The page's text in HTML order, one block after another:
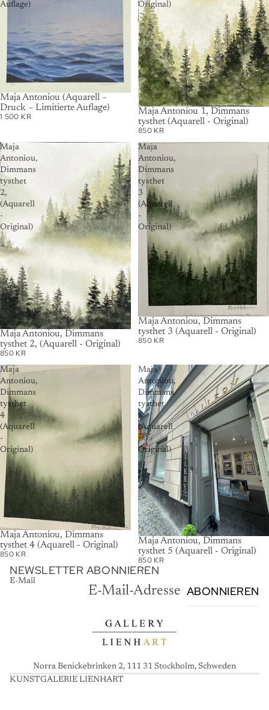
Auflage)
Maja Antoniou (Aquarell –
Druck – Limitierte Auflage)
1 500 KR
Original)
AUSVERKAUFT
Maja Antoniou 1, Dimmans
tysthet (Aquarell - Original)
850 KR
Maja
Antoniou,
Dimmans
tysthet
2,
(Aquarell
-
Original)
AUSVERKAUFT
Maja Antoniou, Dimmans
tysthet 2, (Aquarell - Original)
850 KR
Maja
Antoniou,
Dimmans
tysthet
3
(Aquarell
-
Original)
AUSVERKAUFT
Maja Antoniou, Dimmans
tysthet 3 (Aquarell - Original)
850 KR
Maja
Antoniou,
Dimmans
tysthet
4
(Aquarell
-
Original)
AUSVERKAUFT
Maja Antoniou, Dimmans
tysthet 4 (Aquarell - Original)
850 KR
Maja
Antoniou,
Dimmans
tysthet
5
(Aquarell
-
Original)
Maja Antoniou, Dimmans
tysthet 5 (Aquarell - Original)
850 KR
NEWSLETTER ABONNIEREN
E-Mail
ABONNIEREN
Norra Benickebrinken 2, 111 31 Stockholm, Schweden
KUNSTGALERIE LIENHART